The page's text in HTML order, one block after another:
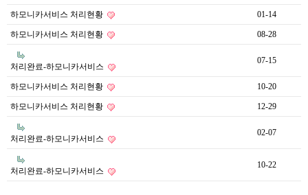
하모니카서비스 처리현황 01-14
하모니카서비스 처리현황 08-28
처리완료-하모니카서비스
07-15
하모니카서비스 처리현황 10-20
하모니카서비스 처리현황 12-29
처리완료-하모니카서비스
02-07
처리완료-하모니카서비스
10-22